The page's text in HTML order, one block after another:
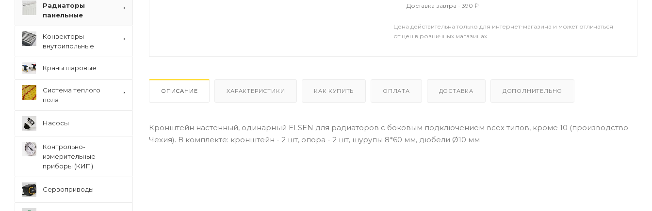
Доставка завтра - 390 ₽
Цена действительна только для интернет-магазина и может отличаться
от цен в розничных магазинах
ОПИСАНИЕ ХАРАКТЕРИСТИКИ КАК КУПИТЬ ОПЛАТА ДОСТАВКА ДОПОЛНИТЕЛЬНО
Кронштейн настенный, одинарный ELSEN для радиаторов с боковым подключением всех типов, кроме 10 (производство
Чехия). В комплекте: кронштейн - 2 шт, опора - 2 шт, шурупы 8*60 мм, дюбели Ø10 мм
Радиаторы
панельные
Конвекторы
внутрипольные
Краны шаровые
Система теплого
пола
Насосы
Контрольно-
измерительные
приборы (КИП)
Сервоприводы